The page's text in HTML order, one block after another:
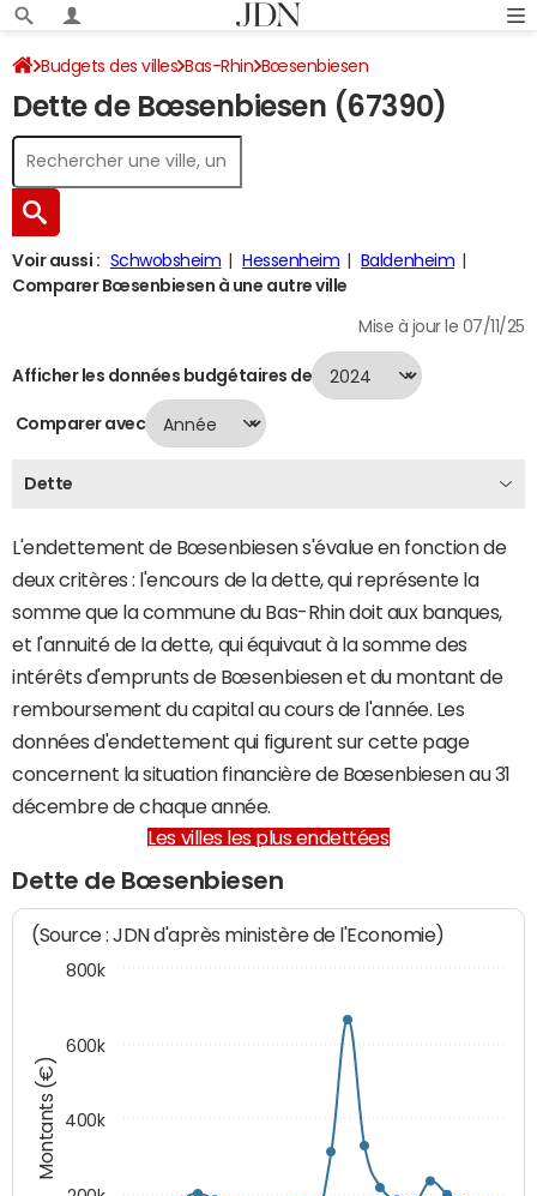
Budgets des villes Bas-Rhin Bœsenbiesen
Dette au 31/12/2024
Dette de Bœsenbiesen (67390)
Voir aussi : Schwobsheim Hessenheim
Baldenheim
Comparer Bœsenbiesen à une autre ville
Mise à jour le 07/11/25
Afficher les données budgétaires de
Comparer avec
Dette
L'endettement de Bœsenbiesen s'évalue en fonction de
deux critères : l'encours de la dette, qui représente la
somme que la commune du Bas-Rhin doit aux banques,
et l'annuité de la dette, qui équivaut à la somme des
intérêts d'emprunts de Bœsenbiesen et du montant de
remboursement du capital au cours de l'année. Les
données d'endettement qui figurent sur cette page
concernent la situation financière de Bœsenbiesen au 31
décembre de chaque année.
Les villes les plus endettées
Dette de Bœsenbiesen
Montants (€)
(Source : JDN d'après ministère de l'Economie)
400k
600k
800k